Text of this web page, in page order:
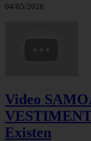
04/05/2026
Video
Existen